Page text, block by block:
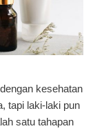
kesehatan
tapi laki-laki pun
satu tahapan